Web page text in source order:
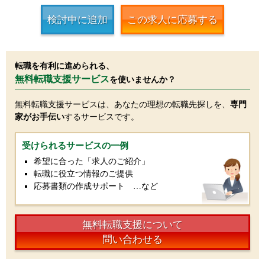
検討中に追加 この求人に応募する
転職を有利に進められる、
無料転職支援サービスを使いませんか？
無料転職支援サービスは、あなたの理想の転職先探しを、 専門
家がお手伝いするサービスです。
受けられるサービスの一例
希望に合った「求人のご紹介」
転職に役立つ情報のご提供
応募書類の作成サポート …など
無料転職支援について
問い合わせる